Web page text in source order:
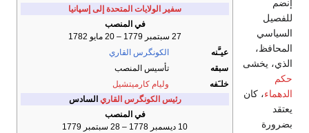
سفير الولايات المتحدة إلى إسپانيا
في المنصب
27 سبتمبر 1779 – 20 مايو 1782
عيـَّنه
الكونگرس القاري
سبقه
تأسيس المنصب
خلـَفه
وليام كارميتشيل
رئيس الكونگرس القاري السادس
في المنصب
10 ديسمبر 1778 – 28 سبتمبر 1779
إنضم
للفصيل
السياسي
المحافظ،
الذي، يخشى
حكم
الدهماء، كان
يعتقد
بضرورة